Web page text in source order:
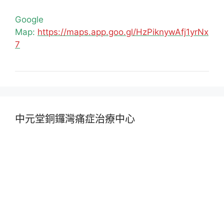
Google
Map: https://maps.app.goo.gl/HzPiknywAfj1yrNx
7
中元堂銅鑼灣痛症治療中心